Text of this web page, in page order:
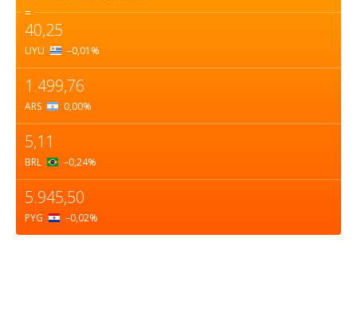
=
40,25
UYU –0,01 %
1.499,76
ARS 0,00%
5,11
BRL –0,24%
5.945,50
PYG –0,02%